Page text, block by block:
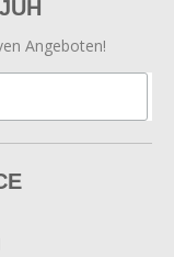
Angeboten!